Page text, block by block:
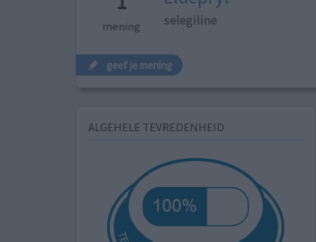
mening selegiline
geef je mening
ALGEHELE TEVREDENHEID